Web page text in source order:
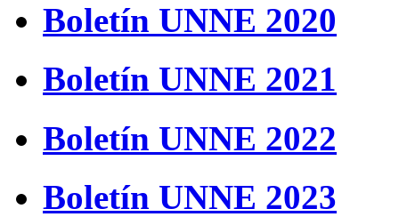
Boletín UNNE 2020
Boletín UNNE 2021
Boletín UNNE 2022
Boletín UNNE 2023